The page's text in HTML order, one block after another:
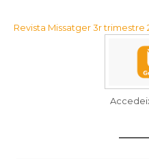
https://issuu.com/ccsant
francesc/docs/bona_defi
Navegació
Revista Missatger 3r trimestre